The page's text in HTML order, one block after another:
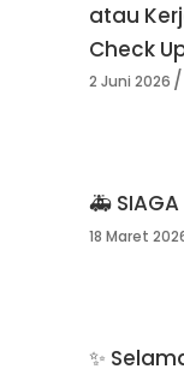
atau
Check
2 Juni 2026
🚑 SIAGA
18 Maret
✨